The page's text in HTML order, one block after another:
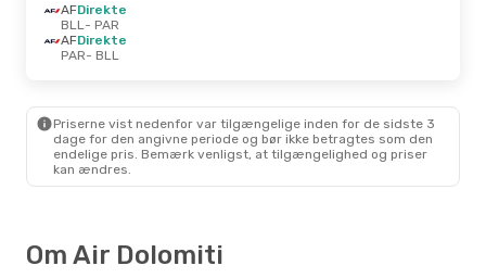
AFDirekte
BLL- PAR
AFDirekte
PAR- BLL
Priserne vist nedenfor var tilgængelige inden for de sidste 3
dage for den angivne periode og bør ikke betragtes som den
endelige pris. Bemærk venligst, at tilgængelighed og priser
kan ændres.
Om Air Dolomiti